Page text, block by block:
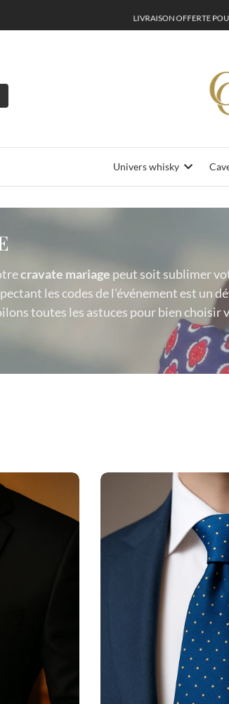
VRAISONOFFERTEPOU
Univers whisky
cravate mariage peut soit sublimer
les codes de l'événement est un
toutes les astuces pour bien